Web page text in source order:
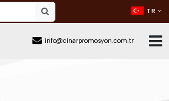
info@cinarpromosyon.com.tr
TR